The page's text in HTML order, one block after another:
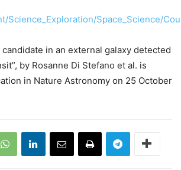
Science_Exploration/Space_Science/
in an external galaxy detected
by Rosanne Di Stefano et al. is
in Nature Astronomy on 25 October